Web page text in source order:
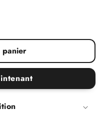
MIXESET tournesol
quantité pour MIXESET
panier